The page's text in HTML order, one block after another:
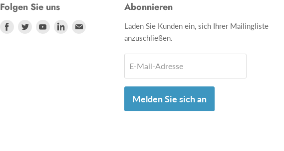
Folgen Sie uns
Finden Finden Finden Finden
Abonnieren
Laden Sie Kunden ein, sich Ihrer Mailingliste
anzuschließen.
E-Mail-Adresse
Melden Sie sich an